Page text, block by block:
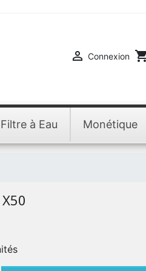
 Connexion
Filtre à Eau Monétique